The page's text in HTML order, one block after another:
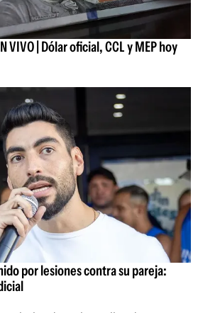
VIVO | Dólar oficial, CCL y MEP hoy
por lesiones contra su pareja: